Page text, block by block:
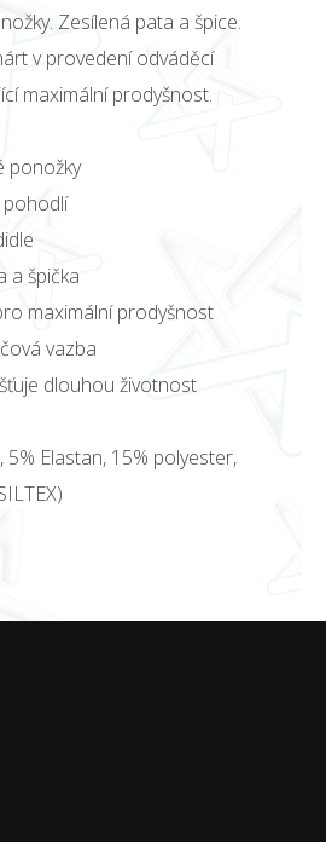
Zesílená pata a špice.
v provedení odváděcí
maximální prodyšnost.
ponožky
a špička
maximální prodyšnost
vazba
dlouhou životnost
5% Elastan, 15% polyester,